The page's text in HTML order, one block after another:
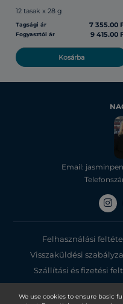
We use cookies to ensure basic
12 tasak x 28 g
Tagsági ár 7 355.00
Fogyasztói ár 9 415.00
Kosárba
Email:
Felhasználási
Visszaküldési
Szállítási és fizetési